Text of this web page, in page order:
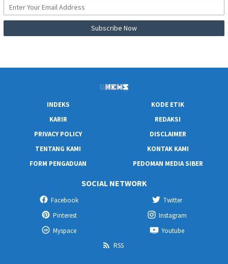
INDEKS
KODE ETIK
KARIR
REDAKSI
PRIVACY POLICY
DISCLAIMER
TENTANG KAMI
KONTAK KAMI
FORM PENGADUAN
PEDOMAN MEDIA SIBER
SOCIAL NETWORK
Facebook
Twitter
Pinterest
Instagram
Myspace
Youtube
RSS